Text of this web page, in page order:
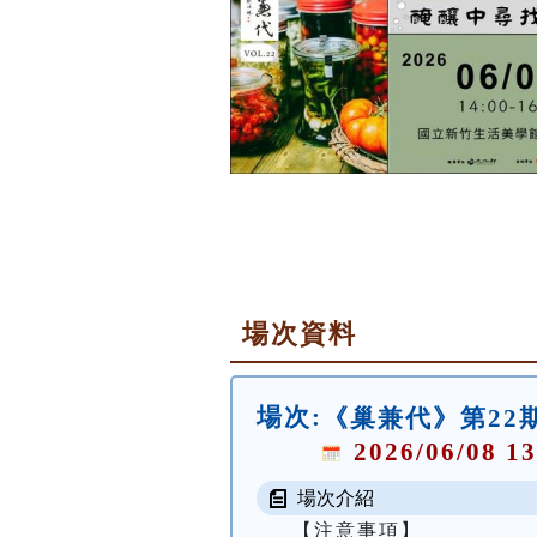
場次資料
場次:
《巢兼代》第
2026/06/08
場次介紹
【注意事項】